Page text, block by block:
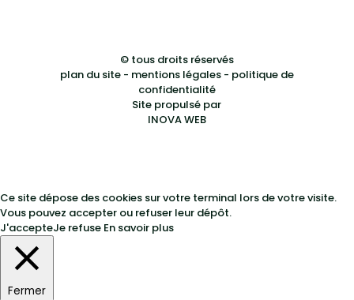
© tous droits réservés
plan du site- mentions légales - politique de
confidentialité
Site propulsé par
INOVA WEB
Ce site dépose des cookies sur votre terminal lors de votre visite.
Vous pouvez accepter ou refuser leur dépôt.
J'accepteJe refuse En savoir plus
Fermer